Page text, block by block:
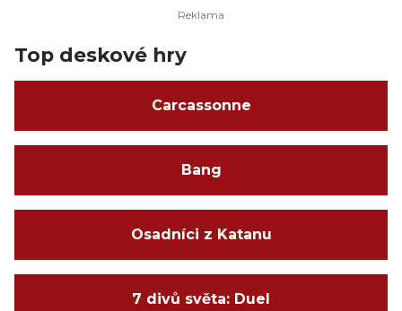
Top deskové hry
Carcassonne
Bang
Osadníci z Katanu
7 divů světa: Duel